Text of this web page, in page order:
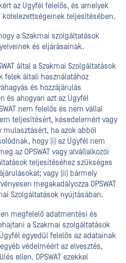
az Ügyfél felelős, és amelyek
kötelezettségeinek teljesítésében.
a Szakmai szolgáltatások
és eljárásainak.
által a Szakmai Szolgáltatások
felek általi használatához
és hozzájárulás
és ahogyan azt az Ügyfél
nem felelős és nem vállal
teljesítésért, késedelemért vagy
mulasztásért, ha azok abból
hogy (i) az Ügyfél nem
az OPSWAT vagy alvállalkozói
teljesítéséhez szükséges
vagy (ii) bármely
megakadályozza OPSWAT
Szolgáltatások nyújtásában.
megfelelő adatmentési és
a Szakmai szolgáltatások
egyedül felelős az adatainak
védelméért az elvesztés,
ellen. OPSWAT ezekkel